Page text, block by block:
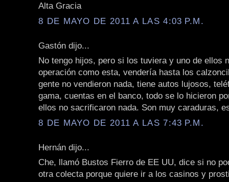
Alta Gracia
8 DE MAYO DE 2011 A LAS 4:03 P.M.
Gastón dijo...
No tengo hijos, pero si los tuviera y uno de ellos
operación como esta, vendería hasta los
gente no vendieron nada, tiene autos lujosos,
gama, cuentas en el banco, todo se lo hicieron
ellos no sacrificaron nada. Son muy caraduras,
8 DE MAYO DE 2011 A LAS 7:43 P.M.
Hernán dijo...
Che, llamó Bustos Fierro de EE UU, dice si no
otra colecta porque quiere ir a los casinos y